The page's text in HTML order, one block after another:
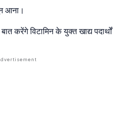
आना।
करेंगे विटामिन के युक्त खाद्य पदार्थों